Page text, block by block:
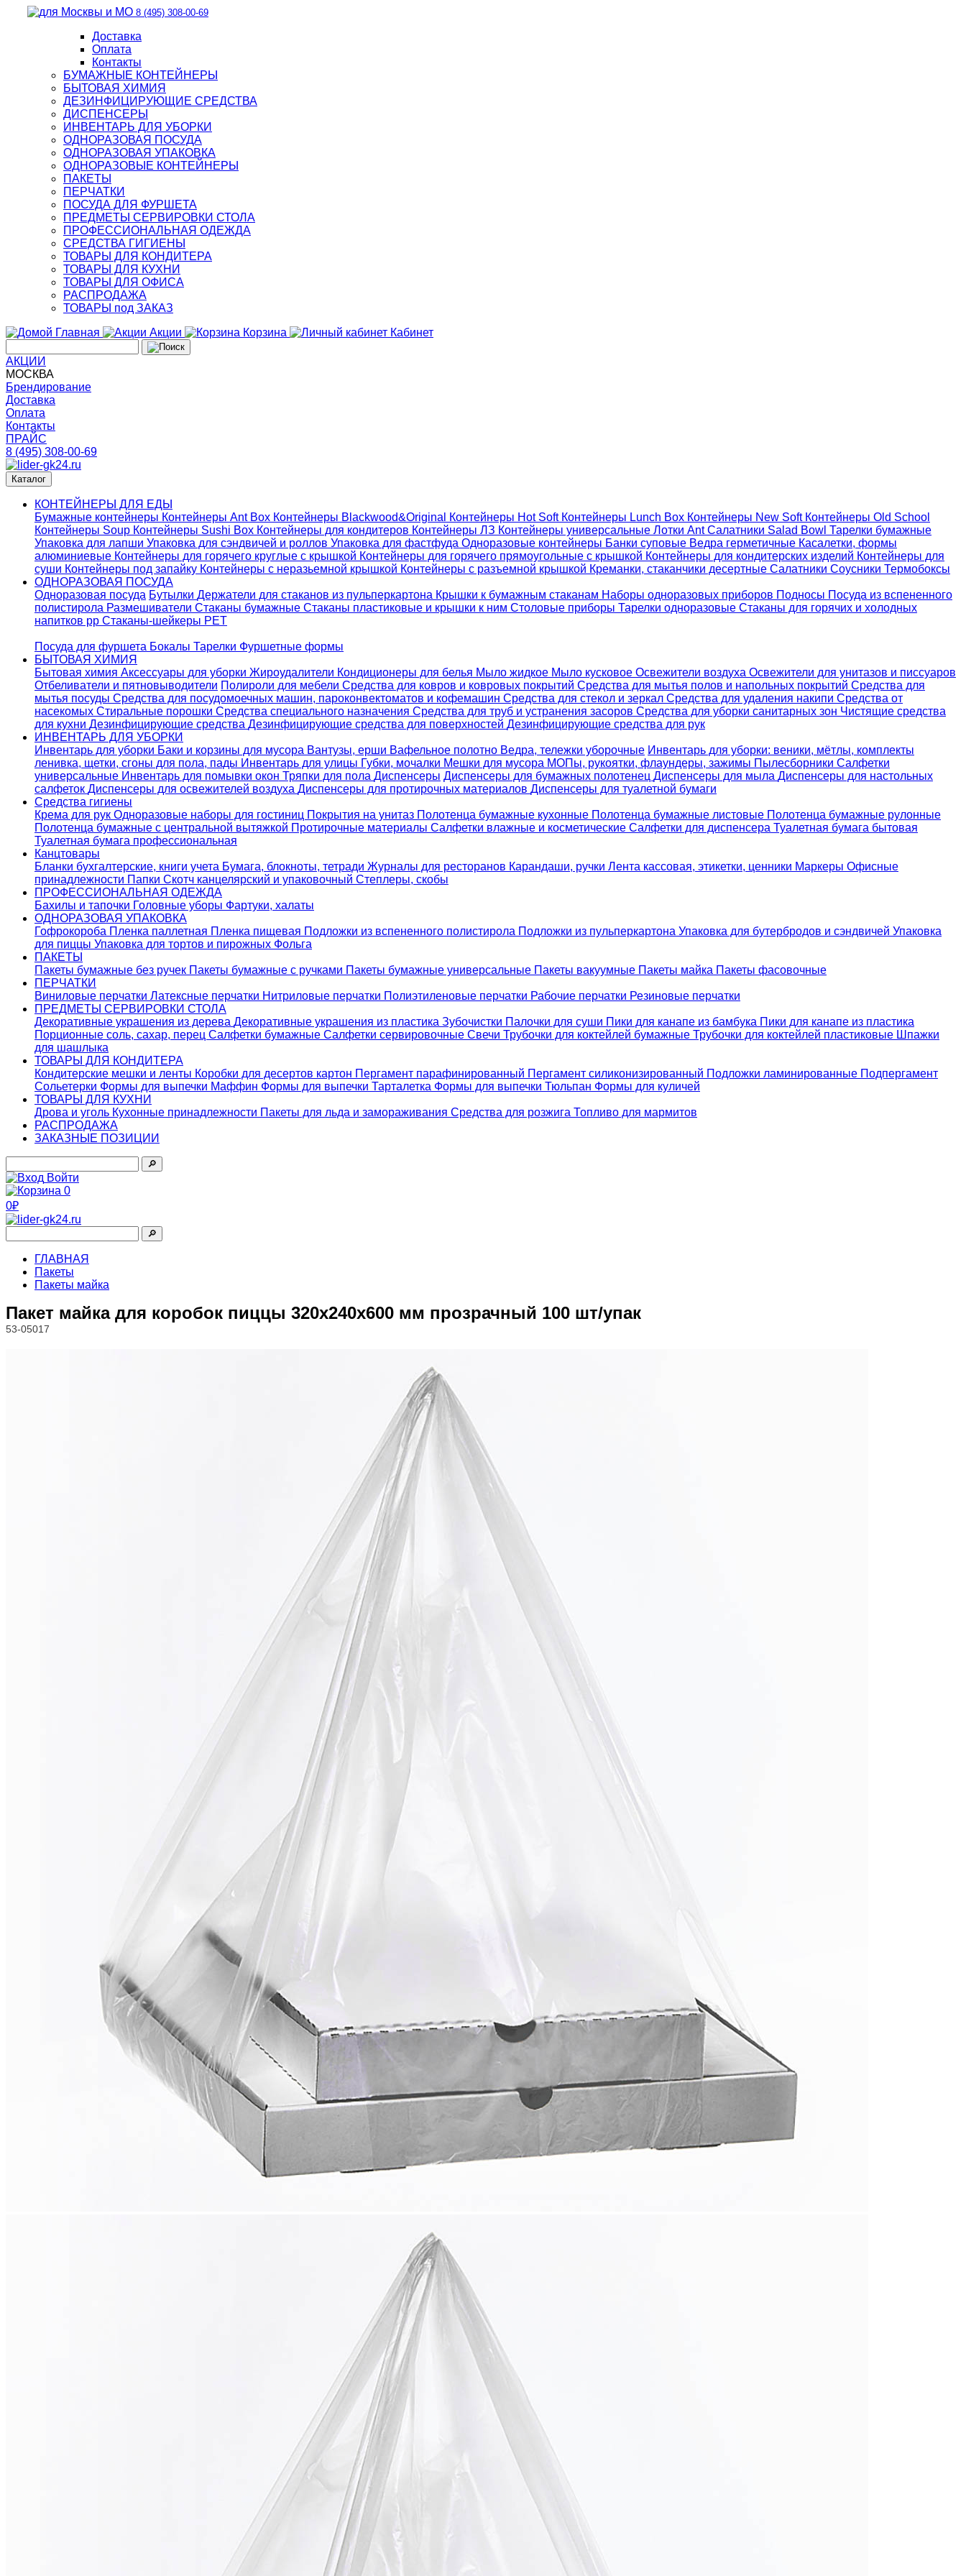
8 (495) 308-00-69
Доставка
Оплата
Контакты
БУМАЖНЫЕ КОНТЕЙНЕРЫ
БЫТОВАЯ ХИМИЯ
ДЕЗИНФИЦИРУЮЩИЕ СРЕДСТВА
ДИСПЕНСЕРЫ
ИНВЕНТАРЬ ДЛЯ УБОРКИ
ОДНОРАЗОВАЯ ПОСУДА
ОДНОРАЗОВАЯ УПАКОВКА
ОДНОРАЗОВЫЕ КОНТЕЙНЕРЫ
ПАКЕТЫ
ПЕРЧАТКИ
ПОСУДА ДЛЯ ФУРШЕТА
ПРЕДМЕТЫ СЕРВИРОВКИ СТОЛА
ПРОФЕССИОНАЛЬНАЯ ОДЕЖДА
СРЕДСТВА ГИГИЕНЫ
ТОВАРЫ ДЛЯ КОНДИТЕРА
ТОВАРЫ ДЛЯ КУХНИ
ТОВАРЫ ДЛЯ ОФИСА
РАСПРОДАЖА
ТОВАРЫ под ЗАКАЗ
Главная
Акции Корзина Кабинет
АКЦИИ
МОСКВА
Брендирование
Доставка
Оплата
Контакты
ПРАЙС
8 (495) 308-00-69
Каталог
КОНТЕЙНЕРЫ ДЛЯ ЕДЫ
Бумажные контейнеры Контейнеры Ant Box Контейнеры Blackwood&Original Контейнеры Hot Soft Контейнеры Lunch Box Контейнеры New Soft Контейнеры Old School
Контейнеры Soup Контейнеры Sushi Box Контейнеры для кондитеров Контейнеры ЛЗ Контейнеры универсальные Лотки AntСалатники Salad Bowl Тарелки бумажные
Упаковка для лапши Упаковка для сэндвичей и роллов Упаковка для фастфуда Одноразовые контейнеры Банки суповые Ведра герметичные Касалетки, формы
алюминиевые Контейнеры для горячего круглые с крышкой Контейнеры для горячего прямоугольные с крышкой Контейнеры для кондитерских изделий Контейнеры для
суши Контейнеры под запайку Контейнеры с неразьемной крышкой Контейнеры с разъемной крышкой Креманки, стаканчики десертные Салатники Соусники Термобоксы
ОДНОРАЗОВАЯ ПОСУДА
Одноразовая посуда Бутылки Держатели для стаканов из пульперкартона Крышки к бумажным стаканам Наборы одноразовых приборов Подносы Посуда из вспененного
полистирола Размешиватели Стаканы бумажные Стаканы пластиковые и крышки к ним Столовые приборы Тарелки одноразовые Стаканы для горячих и холодных
напитков pp Стаканы-шейкеры PET
Посуда для фуршета Бокалы Тарелки Фуршетные формы
БЫТОВАЯ ХИМИЯ
Бытовая химия Аксессуары для уборки Жироудалители Кондиционеры для белья Мыло жидкое Мыло кусковое Освежители воздуха Освежители для унитазов и писсуаров
Отбеливатели и пятновыводители Полироли для мебели Средства для ковров и ковровых покрытий Средства для мытья полов и напольных покрытий Средства для
мытья посуды Средства для посудомоечных машин, пароконвектоматов и кофемашин Средства для стекол и зеркал Средства для удаления накипи Средства от
насекомых Стиральные порошки Cредства специального назначения Средства для труб и устранения засоров Средства для уборки санитарных зон Чистящие средства
для кухни Дезинфицирующие средства Дезинфицирующие средства для поверхностей Дезинфицирующие средства для рук
ИНВЕНТАРЬ ДЛЯ УБОРКИ
Инвентарь для уборки Баки и корзины для мусора Вантузы, ерши Вафельное полотно Ведра, тележки уборочные Инвентарь для уборки: веники, мётлы, комплекты
ленивка, щетки, сгоны для пола, пады Инвентарь для улицы Губки, мочалки Мешки для мусора МОПы, рукоятки, флаундеры, зажимы Пылесборники Салфетки
универсальные Инвентарь для помывки окон Тряпки для пола Диспенсеры Диспенсеры для бумажных полотенец Диспенсеры для мыла Диспенсеры для настольных
салфеток Диспенсеры для освежителей воздуха Диспенсеры для протирочных материалов Диспенсеры для туалетной бумаги
Средства гигиены
Крема для рук Одноразовые наборы для гостиниц Покрытия на унитаз Полотенца бумажные кухонные Полотенца бумажные листовые Полотенца бумажные рулонные
Полотенца бумажные с центральной вытяжкой Протирочные материалы Салфетки влажные и косметические Салфетки для диспенсера Туалетная бумага бытовая
Туалетная бумага профессиональная
Канцтовары
Бланки бухгалтерские, книги учета Бумага, блокноты, тетради Журналы для ресторанов Карандаши, ручки Лента кассовая, этикетки, ценники Маркеры Офисные
принадлежности Папки Скотч канцелярский и упаковочный Степлеры, скобы
ПРОФЕССИОНАЛЬНАЯ ОДЕЖДА
Бахилы и тапочки Головные уборы Фартуки, халаты
ОДНОРАЗОВАЯ УПАКОВКА
Гофрокороба Пленка паллетная Пленка пищевая Подложки из вспененного полистирола Подложки из пульперкартона Упаковка для бутербродов и сэндвичей Упаковка
для пиццы Упаковка для тортов и пирожных Фольга
ПАКЕТЫ
Пакеты бумажные без ручек Пакеты бумажные с ручками Пакеты бумажные универсальные Пакеты вакуумные Пакеты майка Пакеты фасовочные
ПЕРЧАТКИ
Виниловые перчатки Латексные перчатки Нитриловые перчатки Полиэтиленовые перчатки Рабочие перчатки Резиновые перчатки
ПРЕДМЕТЫ СЕРВИРОВКИ СТОЛА
Декоративные украшения из дерева Декоративные украшения из пластика Зубочистки Палочки для суши Пики для канапе из бамбука Пики для канапе из пластика
Порционные соль, сахар, перец Салфетки бумажные Салфетки сервировочные Свечи Трубочки для коктейлей бумажные Трубочки для коктейлей пластиковые Шпажки
для шашлыка
ТОВАРЫ ДЛЯ КОНДИТЕРА
Кондитерские мешки и ленты Коробки для десертов картон Пергамент парафинированный Пергамент силиконизированный Подложки ламинированные Подпергамент
Сольетерки Формы для выпечки Маффин Формы для выпечки Тарталетка Формы для выпечки Тюльпан Формы для куличей
ТОВАРЫ ДЛЯ КУХНИ
Дрова и уголь Кухонные принадлежности Пакеты для льда и замораживания Средства для розжига Топливо для мармитов
РАСПРОДАЖА
ЗАКАЗНЫЕ ПОЗИЦИИ
🔎︎
Войти
0
0₽
🔎︎
ГЛАВНАЯ
Пакеты
Пакеты майка
Пакет майка для коробок пиццы 320х240х600 мм прозрачный 100 шт/упак
53-05017